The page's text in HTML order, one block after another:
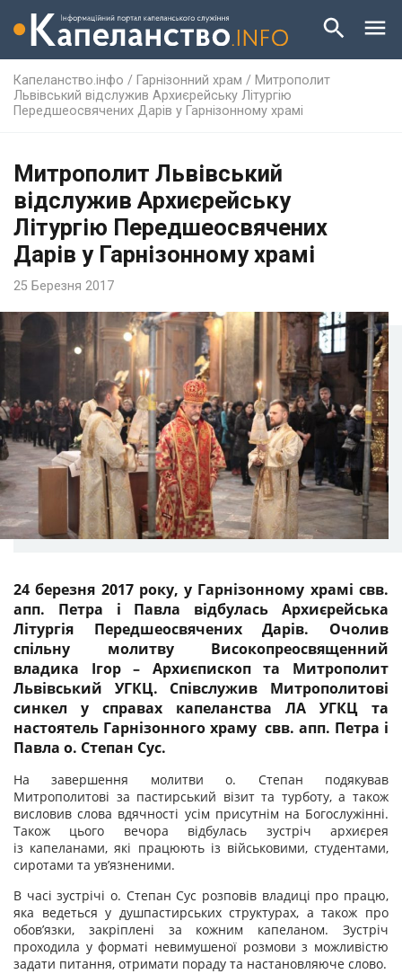
Капеланство.інфо / Гарнізонний храм / Митрополит
Львівський відслужив Архиєрейську Літургію
Передшеосвячених Дарів у Гарнізонному храмі
Митрополит Львівський
відслужив Архиєрейську
Літургію Передшеосвячених
Дарів у Гарнізонному храмі
25 Березня 2017
24 березня 2017 року, у Гарнізонному храмі свв.
апп. Петра і Павла відбулась Архиєрейська
Літургія Передшеосвячених Дарів. Очолив
спільну молитву Високопреосвященний
владика Ігор – Архиєпископ та Митрополит
Львівський УГКЦ. Співслужив Митрополитові
синкел у справах капеланства ЛА УГКЦ та
настоятель Гарнізонного храму свв. апп. Петра і
Павла о. Степан Сус.
На завершення молитви о. Степан подякував
Митрополитові за пастирський візит та турботу, а також
висловив слова вдячності усім присутнім на Богослужінні.
Також цього вечора відбулась зустріч архиєрея
із капеланами, які працюють із військовими, студентами,
сиротами та ув’язненими.
В часі зустрічі о. Степан Сус розповів владиці про працю,
яка ведеться у душпастирських структурах, а також про
обов’язки, закріплені за кожним капеланом. Зустріч
проходила у форматі невимушеної розмови з можливістю
задати питання, отримати пораду та настановляюче слово.